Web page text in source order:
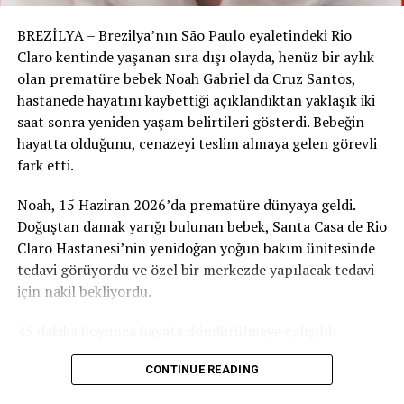
Gysling’e göre kalıcı bir barış için hâlâ çözülmemiş temel
sorunlar var:
Kudüs’ün statüsü,
Batı Şeria’daki İsrail yerleşimleri,
Gazze’nin yeniden inşası
Uzman, “Bu meseleler çözülmeden kalıcı barıştan söz
etmek imkânsız,” diyor.
“Trump’ın barışı, çıkarların ürünü”
“Bu süreç, diplomatik bir vizyondan çok ekonomik
baskılar ve siyasi hesaplarla şekillendi,” diyor.
BREZİLYA – Brezilya’nın São Paulo eyaletindeki Rio
Claro kentinde yaşanan sıra dışı olayda, henüz bir aylık
olan prematüre bebek Noah Gabriel da Cruz Santos,
hastanede hayatını kaybettiği açıklandıktan yaklaşık iki
saat sonra yeniden yaşam belirtileri gösterdi. Bebeğin
hayatta olduğunu, cenazeyi teslim almaya gelen görevli
fark etti.
Noah, 15 Haziran 2026’da prematüre dünyaya geldi.
Doğuştan damak yarığı bulunan bebek, Santa Casa de Rio
Claro Hastanesi’nin yenidoğan yoğun bakım ünitesinde
tedavi görüyordu ve özel bir merkezde yapılacak tedavi
için nakil bekliyordu.
15 Temmuz’da, tam bir aylık olduğu gün Noah’ın sağlık
CONTINUE READING